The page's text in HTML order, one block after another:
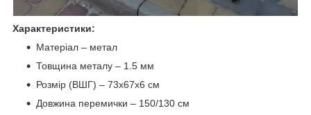
Характеристики:
Матеріал – метал
Товщина металу – 1.5 мм
Розмір (ВШГ) – 73х67х6 см
Довжина перемички – 150/130 см